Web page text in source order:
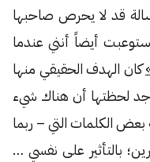
قد لا يحرص صاحبها
أيضاً أنني عندما
كان الهدف الحقيقي منها
أجد لحظتها أن هناك شيء
الكلمات التي – ربما
بالتأثير على نفسي …